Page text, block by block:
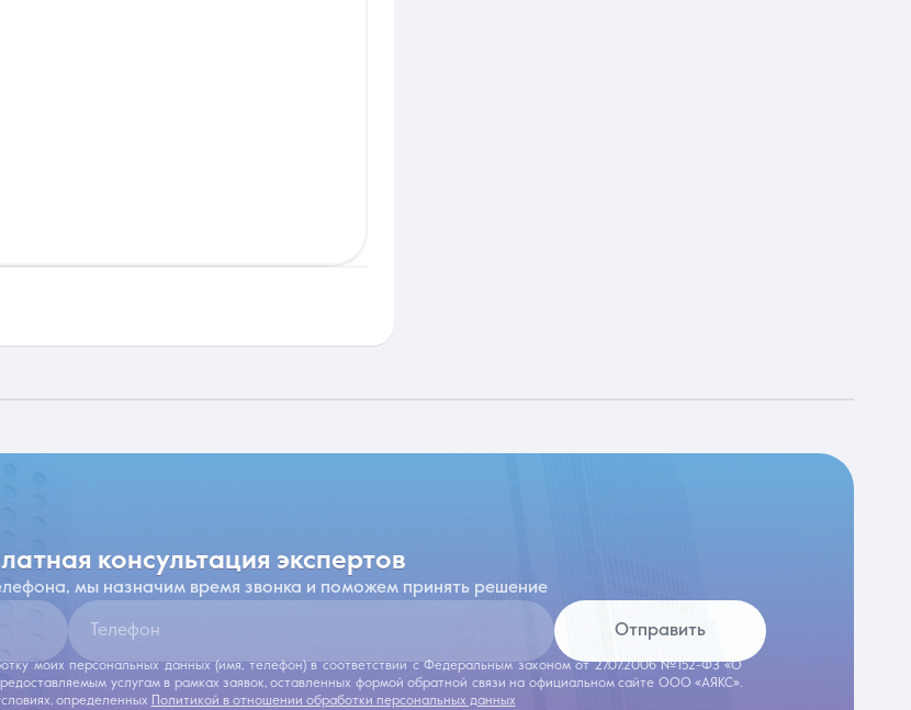
консультация экспертов
мы назначим время звонка и поможем принять решение
Телефон Отправить
моих персональных данных (имя, телефон) в соответствии с Федеральным законом от 27.07.2006 №152-ФЗ «О
услугам в рамках заявок, оставленных формой обратной связи на официальном сайте ООО «АЯКС».
определенных Политикой в отношении обработки персональных данных